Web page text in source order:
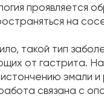
проявляется
на
такой тип
от гастрита.
эмали
связана с